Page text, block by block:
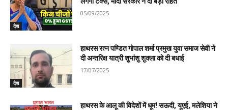
देश
05/09/2025
देश
हाथरस रत्न पण्डित गोपाल शर्मा प्रमुख युवा समाज सेवी ने
दी अन्तरिक्ष यात्री शुभांशु शुक्ला को दी बधाई
17/07/2025
हाथरस के आलू की विदेशों में धूम! सऊदी, यूएई, मलेशिया ने